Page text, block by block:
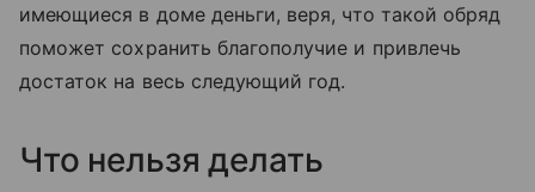
имеющиеся в доме деньги, веря, что такой обряд
поможет сохранить благополучие и привлечь
достаток на весь следующий год.
Что нельзя делать